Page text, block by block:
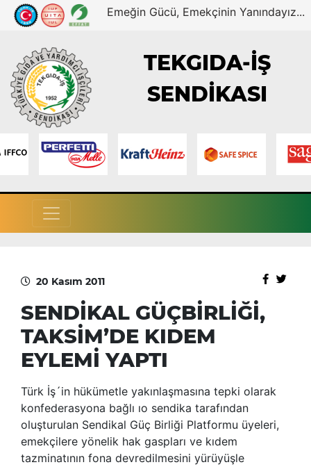
Emeğin Gücü, Emekçinin Yanındayız...
TEKGIDA-İŞ
SENDİKASI
20 Kasım 2011
SENDİKAL GÜÇBİRLİĞİ,
TAKSİM’DE KIDEM
EYLEMİ YAPTI
Türk İş´in hükümetle yakınlaşmasına tepki olarak
konfederasyona bağlı ıo sendika tarafından
oluşturulan Sendikal Güç Birliği Platformu üyeleri,
emekçilere yönelik hak gaspları ve kıdem
tazminatının fona devredilmesini yürüyüşle